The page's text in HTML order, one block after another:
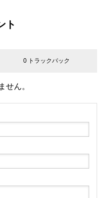
ト
0 トラックバック
せん。